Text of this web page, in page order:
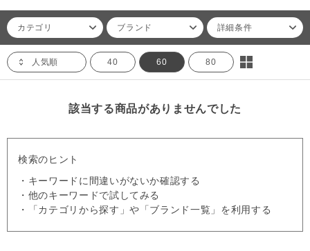
カテゴリ ブランド 詳細条件
人気順 40 60 80
該当する商品がありませんでした
検索のヒント
・キーワードに間違いがないか確認する
・他のキーワードで試してみる
・「カテゴリから探す」や「ブランド一覧」を利用する